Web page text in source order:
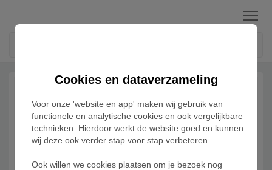
Menu
Cookies en dataverzameling
Voor onze 'website en app' maken wij gebruik van
functionele en analytische cookies en ook vergelijkbare
technieken. Hierdoor werkt de website goed en kunnen
wij deze ook verder stap voor stap verbeteren.
Ook willen we cookies plaatsen om je bezoek nog